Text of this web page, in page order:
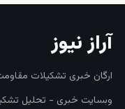
آراز نیوز
ارگان خبری تشکیلات
وبسایت خبری - تحلیل